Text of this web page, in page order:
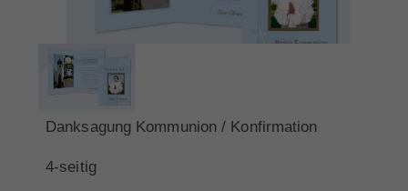
Danksagung Kommunion / Konfirmation
4-seitig